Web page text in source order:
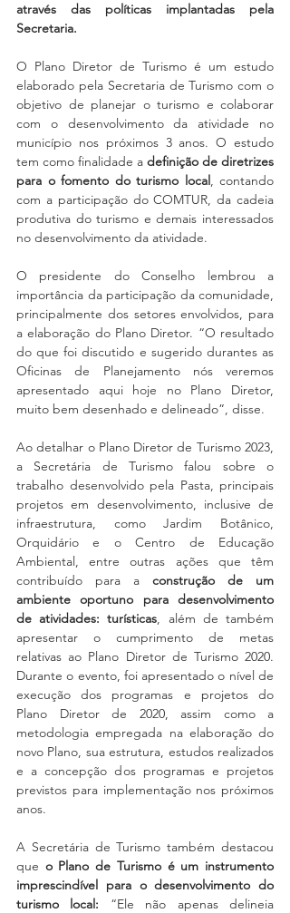
através das políticas implantadas pela
Secretaria.
O Plano Diretor de Turismo é um estudo
elaborado pela Secretaria de Turismo com o
objetivo de planejar o turismo e colaborar
com o desenvolvimento da atividade no
município nos próximos 3 anos. O estudo
tem como finalidade a definição de diretrizes
para o fomento do turismo local, contando
com a participação do COMTUR, da cadeia
produtiva do turismo e demais interessados
no desenvolvimento da atividade.
O presidente do Conselho lembrou a
importância da participação da comunidade,
principalmente dos setores envolvidos, para
a elaboração do Plano Diretor. “O resultado
do que foi discutido e sugerido durantes as
Oficinas de Planejamento nós veremos
apresentado aqui hoje no Plano Diretor,
muito bem desenhado e delineado”, disse.
Ao detalhar o Plano Diretor de Turismo 2023,
a Secretária de Turismo falou sobre o
trabalho desenvolvido pela Pasta, principais
projetos em desenvolvimento, inclusive de
infraestrutura, como Jardim Botânico,
Orquidário e o Centro de Educação
Ambiental, entre outras ações que têm
contribuído para a construção de um
ambiente oportuno para desenvolvimento
de atividades: turísticas,
além de também
apresentar o cumprimento de metas
relativas ao Plano Diretor de Turismo 2020.
Durante o evento, foi apresentado o nível de
execução dos programas e projetos do
Plano Diretor de 2020, assim como a
metodologia empregada na elaboração do
novo Plano, sua estrutura, estudos realizados
e a concepção dos programas e projetos
previstos para implementação nos próximos
anos.
A Secretária de Turismo também destacou
que o Plano de Turismo é um instrumento
imprescindível para o desenvolvimento do
turismo local: “Ele não apenas delineia